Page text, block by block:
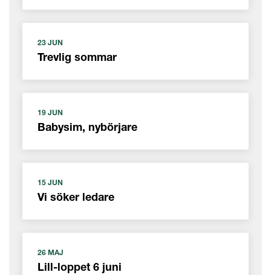
23 JUN
Trevlig sommar
19 JUN
Babysim, nybörjare
15 JUN
Vi söker ledare
26 MAJ
Lill-loppet 6 juni